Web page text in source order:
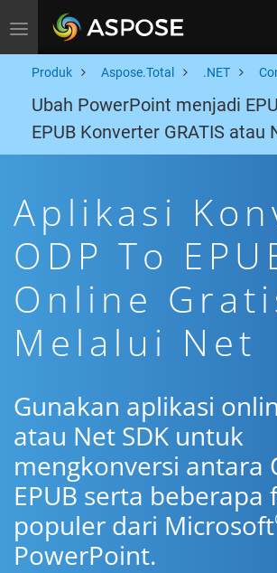
Toggle navigation
Produk Aspose.Total .NET
Ubah PowerPoint menjadi
EPUB Konverter GRATIS atau
Aplikasi
ODP To
Online
Melalui Net
Gunakan aplikasi
atau Net SDK untuk
mengkonversi antara
EPUB serta beberapa
populer dari Microsoft
PowerPoint.